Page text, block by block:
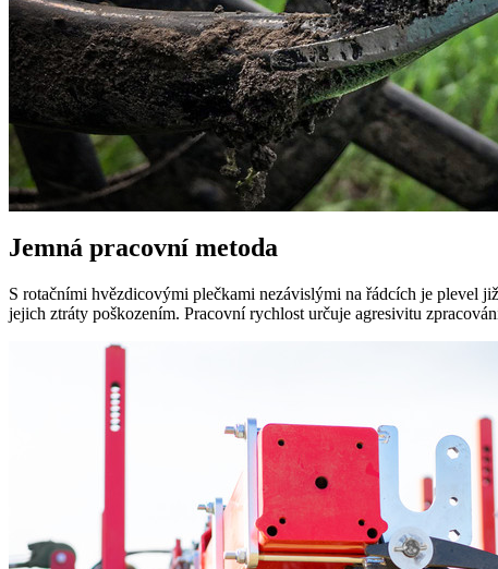
Jemná pracovní metoda
S rotačními hvězdicovými plečkami nezávislými na řádcích je plevel
jejich ztráty poškozením. Pracovní rychlost určuje agresivitu